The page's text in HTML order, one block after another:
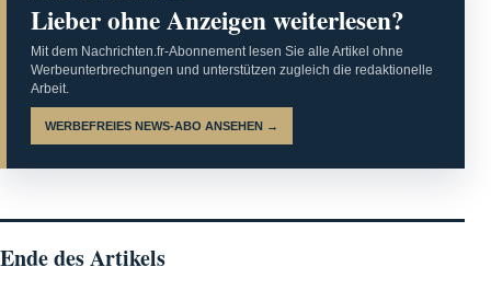
Lieber ohne Anzeigen weiterlesen?
Mit dem Nachrichten.fr-Abonnement lesen Sie alle Artikel ohne
Werbeunterbrechungen und unterstützen zugleich die redaktionelle
Arbeit.
WERBEFREIES NEWS-ABO ANSEHEN →
Ende des Artikels